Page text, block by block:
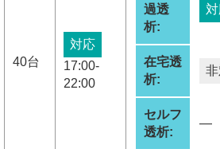
40台
対応
17:00-
22:00
過透
析:
在宅透
析:
セルフ
透析:
―